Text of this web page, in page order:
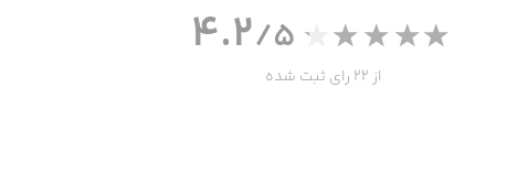
4.2/5
از 22 رای ثبت شده